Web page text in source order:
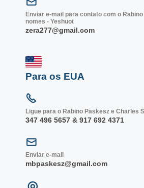
Enviar e-mail para contato com o
nomes - Yeshuot
zera277@gmail.com
Para os EUA
Ligue para o Rabino Paskesz e Charles
347 496 5657 & 917 692 4371
Enviar e-mail
mbpaskesz@gmail.com